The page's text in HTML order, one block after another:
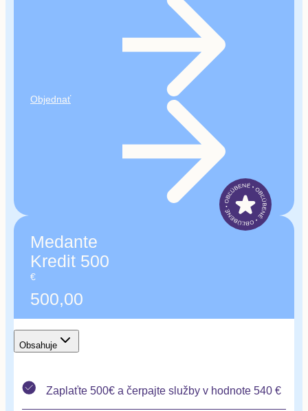
Vyšetrenia v špecializovaných ambulanciách
Kompletné stomatologické služby
Profesionálnu dentálnu hygienu
Rehabilitáciu a fyzioterapiu
Koučing, individuálne poradenstvo
Medante Kredit nie je možné použiť na nákup
ročného programu, preventívnej prehliadky,
produktov a výživových doplnkov, ktoré sú v
predaji na Poliklinike Medante.
Objednať
Medante
Kredit 500
€
500,00
Obsahuje
Zaplaťte 500€ a čerpajte služby v hodnote 540 €